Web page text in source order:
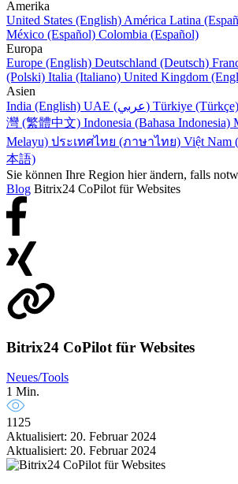
Amerika
United States (English) América Latina
México (Español) Colombia (Español)
Europa
Europe (English) Deutschland (Deutsch)
(Polski) Italia (Italiano) United Kingdom
Asien
India (English)
UAE (عربي) Türkiye (Türkçe)
灣 (繁體中文) Indonesia (Bahasa Indonesia)
Melayu) ประเทศไทย (ภาษาไทย) Việt Nam
本語)
Sie können Ihre Region hier ändern, falls
Blog Bitrix24 CoPilot für Websites
Bitrix24 CoPilot für Websites
Neues/Tools
1 Min.
1125
Aktualisiert: 20. Februar 2024
Aktualisiert: 20. Februar 2024